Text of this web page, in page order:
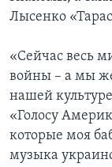
Лысенко
«Сейчас весь
войны – а мы
нашей
«Голосу
которые моя
музыка